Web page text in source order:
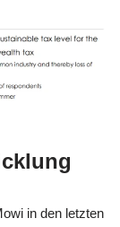
in den letzten